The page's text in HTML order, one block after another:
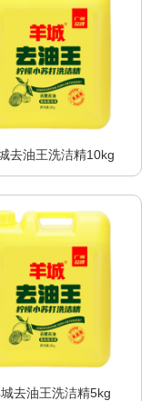
去油王洗洁精10kg
去油王洗洁精5kg